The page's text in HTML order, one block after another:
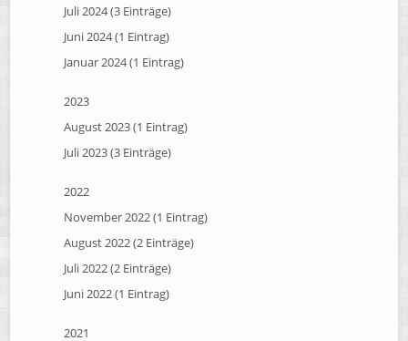
Juli 2024 (3 Einträge)
Juni 2024 (1 Eintrag)
Januar 2024 (1 Eintrag)
2023
August 2023 (1 Eintrag)
Juli 2023 (3 Einträge)
2022
November 2022 (1 Eintrag)
August 2022 (2 Einträge)
Juli 2022 (2 Einträge)
Juni 2022 (1 Eintrag)
2021